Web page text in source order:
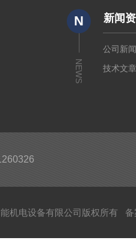
N
NEWS
新闻
公司新
技术文
机电设备有限公司版权所有 备